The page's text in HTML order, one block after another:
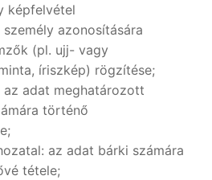
képfelvétel
azonosítására
(pl. ujj- vagy
íriszkép) rögzítése;
az adat meghatározott
történő
az adat bárki számára
tétele;